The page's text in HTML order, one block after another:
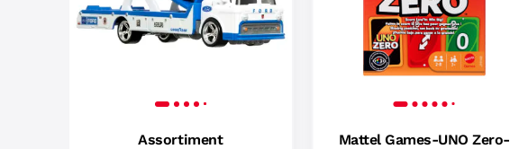
Assortiment
Mattel Games-UNO Zero-